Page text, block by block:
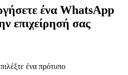
ένα WhatsApp
επιχείρησή σας
ένα πρότυπο